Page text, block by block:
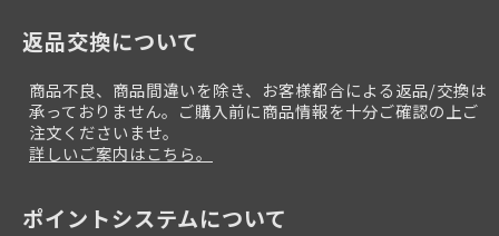
返品交換について
商品不良、商品間違いを除き、お客様都合による返品/交換は
承っておりません。ご購入前に商品情報を十分ご確認の上ご
注文くださいませ。
詳しいご案内はこちら。
ポイントシステムについて